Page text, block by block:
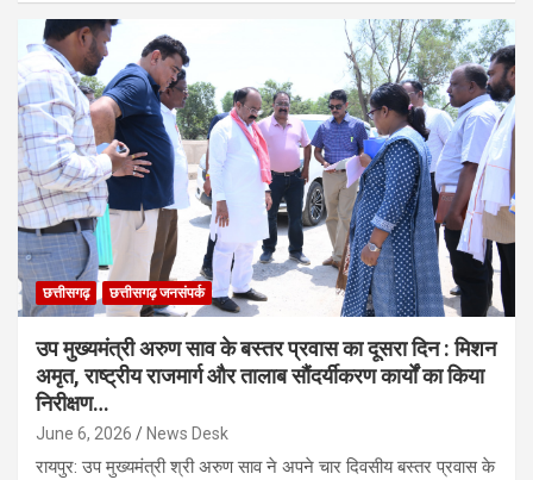
छत्तीसगढ़ छत्तीसगढ़ जनसंपर्क
उप मुख्यमंत्री अरुण साव के बस्तर प्रवास का दूसरा दिन : मिशन
अमृत, राष्ट्रीय राजमार्ग और तालाब सौंदर्यीकरण कार्यों का किया
निरीक्षण…
June 6, 2026 News Desk
रायपुर: उप मुख्यमंत्री श्री अरुण साव ने अपने चार दिवसीय बस्तर प्रवास के